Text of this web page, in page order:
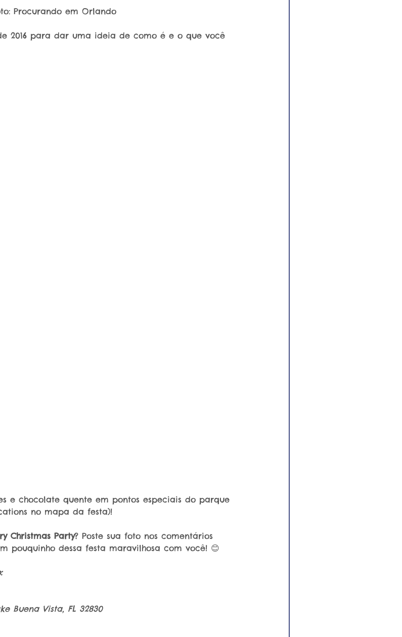
Procurando em Orlando
2016 para dar uma ideia de como é e o que você
e chocolate quente em pontos especiais do parque
no mapa da festa)!
Christmas Party? Poste sua foto nos comentários
pouquinho dessa festa maravilhosa com você! 😊
Buena Vista, FL 32830